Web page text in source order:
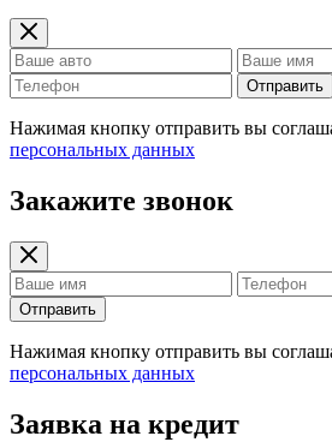
Отправить
Нажимая кнопку отправить вы
персональных данных
Закажите звонок
Отправить
Нажимая кнопку отправить вы
персональных данных
Заявка на кредит